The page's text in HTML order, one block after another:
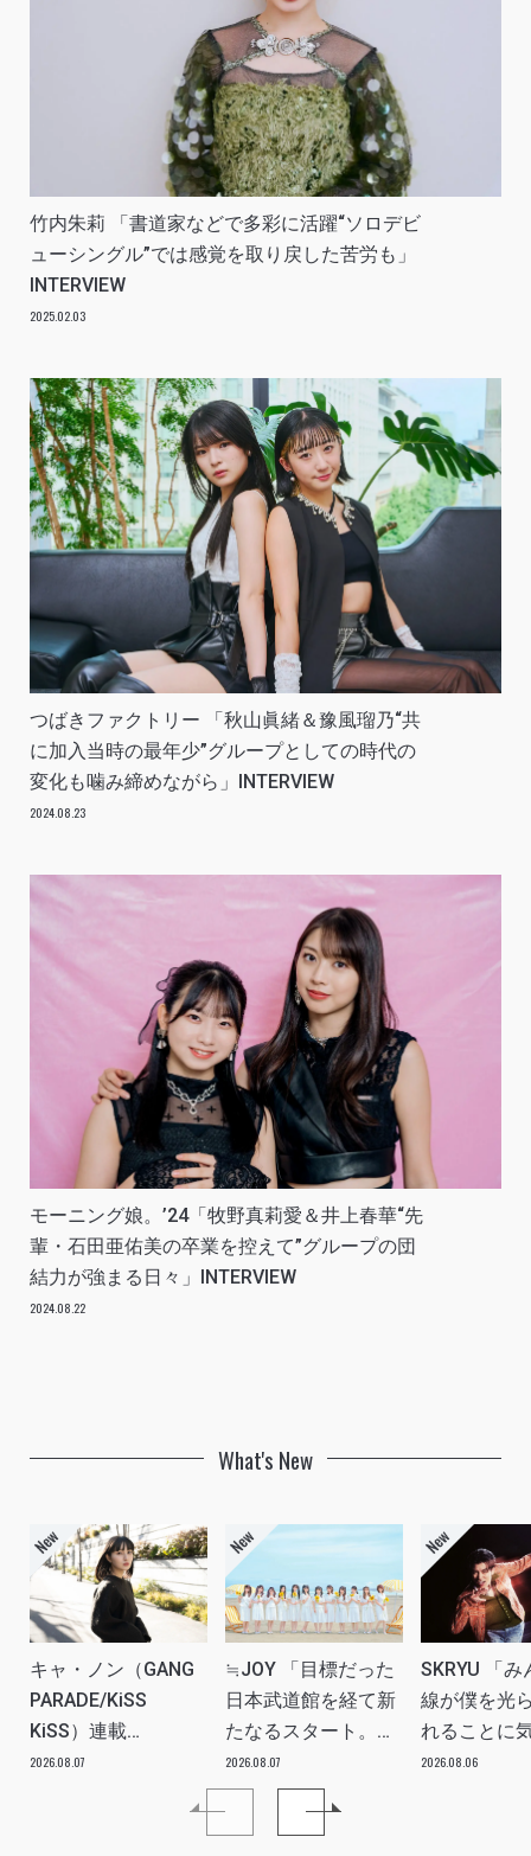
竹内朱莉 「書道家などで多彩に活躍“ソロデビ
ューシングル”では感覚を取り戻した苦労も」
INTERVIEW
2025.02.03
つばきファクトリー 「秋山眞緒＆豫風瑠乃“共
に加入当時の最年少”グループとしての時代の
変化も噛み締めながら」INTERVIEW
2024.08.23
モーニング娘。’24「牧野真莉愛＆井上春華“先
輩・石田亜佑美の卒業を控えて”グループの団
結力が強まる日々」INTERVIEW
2024.08.22
What's New
キャ・ノン（GANG
PARADE/KiSS
KiSS）連載
vol.113「読者からの
質問”のんちゃんはラ
2026.08.07
≒JOY 「目標だった
日本武道館を経て新
たなるスタート。
≒JOYにしかない魅
力を磨いていきた
2026.08.07
SKRYU 「み
線が僕を光
れることに
た」
2026.08.06